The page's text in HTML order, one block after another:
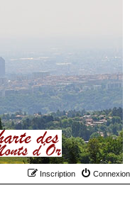
Connexion
Inscription